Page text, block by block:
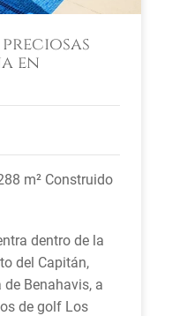
en
m² Construido
dentro de la
del Capitán,
Benahavis, a
de golf Los